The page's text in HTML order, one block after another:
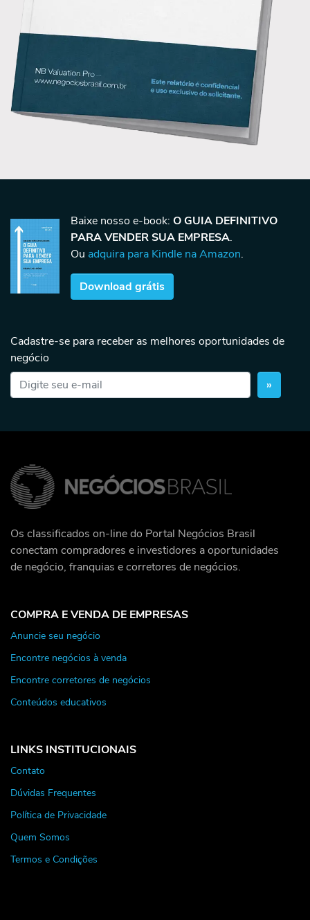
Baixe nosso e-book: O GUIA DEFINITIVO
PARA VENDER SUA EMPRESA.
Ou adquira para Kindle na Amazon.
Download grátis
Cadastre-se para receber as melhores oportunidades de
negócio
»
Os classificados on-line do Portal Negócios Brasil
conectam compradores e investidores a oportunidades
de negócio, franquias e corretores de negócios.
COMPRA E VENDA DE EMPRESAS
Anuncie seu negócio
Encontre negócios à venda
Encontre corretores de negócios
Conteúdos educativos
LINKS INSTITUCIONAIS
Contato
Dúvidas Frequentes
Política de Privacidade
Quem Somos
Termos e Condições